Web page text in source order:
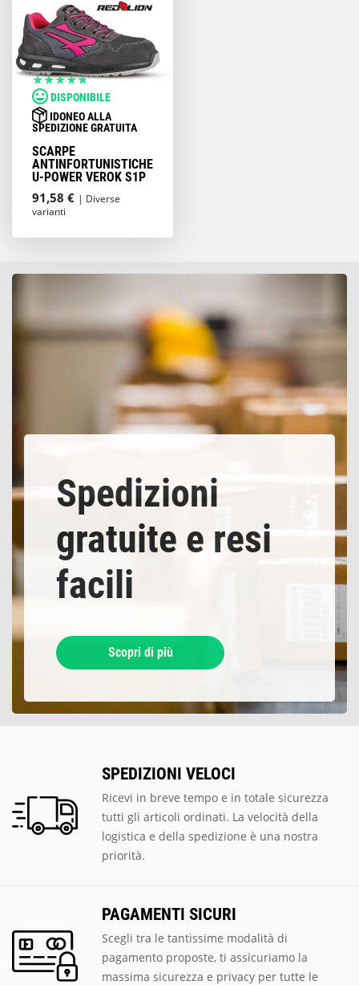
DISPONIBILE
IDONEO ALLA
SPEDIZIONE GRATUITA
SCARPE
ANTINFORTUNISTICHE
U-POWER VEROK S1P
91,58 € | Diverse
varianti
Spedizioni
gratuite e resi
facili
Scopri di più
SPEDIZIONI VELOCI
Ricevi in breve tempo e in totale sicurezza
tutti gli articoli ordinati. La velocità della
logistica e della spedizione è una nostra
priorità.
PAGAMENTI SICURI
Scegli tra le tantissime modalità di
pagamento proposte, ti assicuriamo la
massima sicurezza e privacy per tutte le